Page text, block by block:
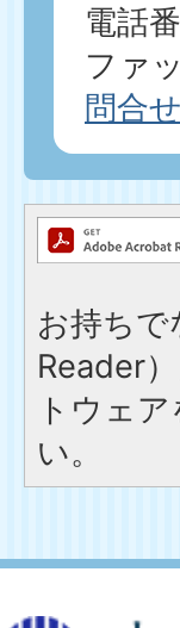
電話
ファ
問合
お持ち
Reader
トウェ
い。